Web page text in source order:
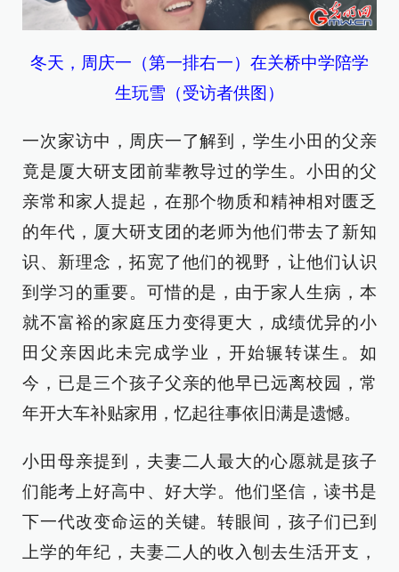
冬天，周庆一（第一排右一）在关桥中学陪学
生玩雪（受访者供图）
一次家访中，周庆一了解到，学生小田的父亲
竟是厦大研支团前辈教导过的学生。小田的父
亲常和家人提起，在那个物质和精神相对匮乏
的年代，厦大研支团的老师为他们带去了新知
识、新理念，拓宽了他们的视野，让他们认识
到学习的重要。可惜的是，由于家人生病，本
就不富裕的家庭压力变得更大，成绩优异的小
田父亲因此未完成学业，开始辗转谋生。如
今，已是三个孩子父亲的他早已远离校园，常
年开大车补贴家用，忆起往事依旧满是遗憾。
小田母亲提到，夫妻二人最大的心愿就是孩子
们能考上好高中、好大学。他们坚信，读书是
下一代改变命运的关键。转眼间，孩子们已到
上学的年纪，夫妻二人的收入刨去生活开支，